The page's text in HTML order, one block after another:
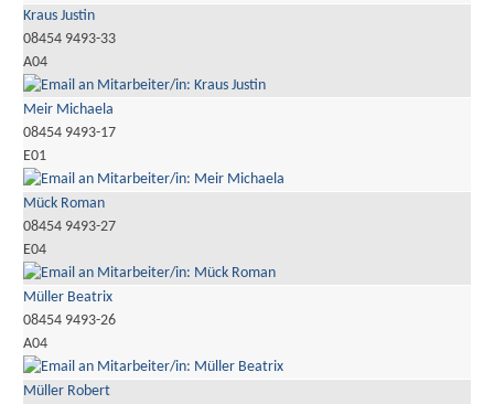
Kraus Justin
08454 9493-33
A04
Meir Michaela
08454 9493-17
E01
Mück Roman
08454 9493-27
E04
Müller Beatrix
08454 9493-26
A04
Müller Robert